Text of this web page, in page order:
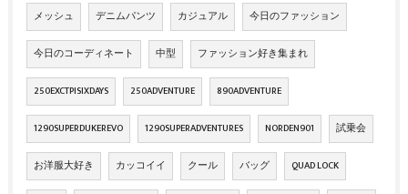
メッシュ デニムパンツ カジュアル 今日のファッション
今日のコーディネート 中型 ファッション好き集まれ
250EXCTPISIXDAYS 250ADVENTURE 890ADVENTURE
1290SUPERDUKEREVO 1290SUPERADVENTURES NORDEN901 試乗会
お洋服大好き カッコイイ クール バッグ QUAD LOCK